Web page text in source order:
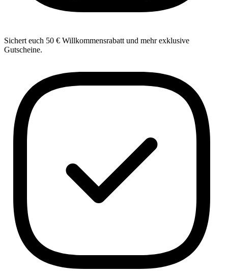
Sichert euch 50 € Willkommensrabatt und mehr exklusive
Gutscheine.